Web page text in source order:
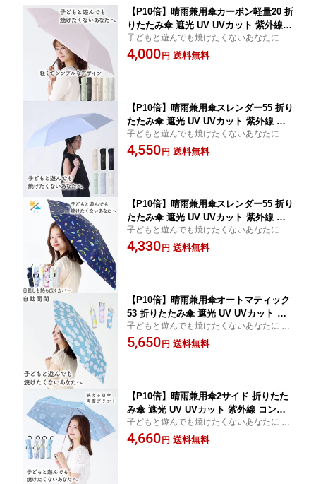
【P10倍】晴雨兼用傘カーボン軽量20 折
りたたみ傘 遮光 UV UVカット 紫外線
コンパクト 傘 日焼け対策 紫外線カット
梅雨 オシャレ かわいい プレゼント 軽
子どもと遊んでも焼けたくないあなたに 赤
ちゃんや子どもに寄り添う傘
4,000 円 送料無料
【P10倍】晴雨兼用傘スレンダー55 折り
たたみ傘 遮光 UV UVカット 紫外線 コ
ンパクト 傘 日焼け対策 紫外線カット
梅雨 オシャレ かわいい プレゼント 軽
子どもと遊んでも焼けたくないあなたに 赤
ちゃんや子どもに寄り添う傘
4,550 円 送料無料
【P10倍】晴雨兼用傘スレンダー55 折り
たたみ傘 遮光 UV UVカット 紫外線 コ
ンパクト 傘 日焼け対策 紫外線カット
梅雨 オシャレ かわいい プレゼント 軽
子どもと遊んでも焼けたくないあなたに 赤
ちゃんや子どもに寄り添う傘
4,330 円 送料無料
【P10倍】晴雨兼用傘オートマティック
53 折りたたみ傘 遮光 UV UVカット 紫
外線 コンパクト 傘 日焼け対策 紫外線
カット 梅雨 オシャレ かわいい プレゼ
子どもと遊んでも焼けたくないあなたに 赤
ちゃんや子どもに寄り添う傘
5,650 円 送料無料
【P10倍】晴雨兼用傘2サイド 折りたた
み傘 遮光 UV UVカット 紫外線 コンパ
クト 傘 日焼け対策 紫外線カット 梅雨
オシャレ かわいい プレゼント 軽量 し
子どもと遊んでも焼けたくないあなたに 赤
ちゃんや子どもに寄り添う傘
4,660 円 送料無料